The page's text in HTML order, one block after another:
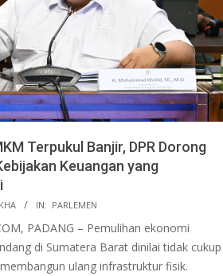
Terpukul Banjir, DPR Dorong
Keuangan yang
IN: PARLEMEN
PADANG – Pemulihan ekonomi
di Sumatera Barat dinilai tidak cukup
ulang infrastruktur fisik.